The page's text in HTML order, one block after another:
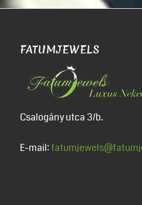
FATUMJEWELS
Csalogány utca 3/b.
E-mail: